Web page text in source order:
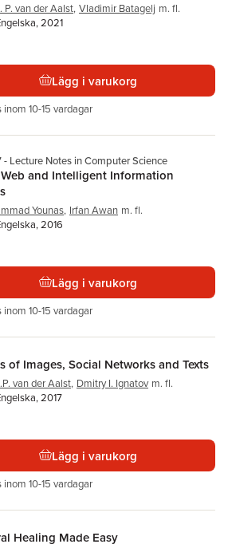
P. van der Aalst, Vladimir Batagelj m. fl.
2021
Lägg i varukorg
inom 10-15 vardagar
- Lecture Notes in Computer Science
and Intelligent Information
Younas, Irfan Awan m. fl.
2016
Lägg i varukorg
inom 10-15 vardagar
of Images, Social Networks and Texts
van der Aalst, Dmitry I. Ignatov m. fl.
2017
Lägg i varukorg
inom 10-15 vardagar
Healing Made Easy